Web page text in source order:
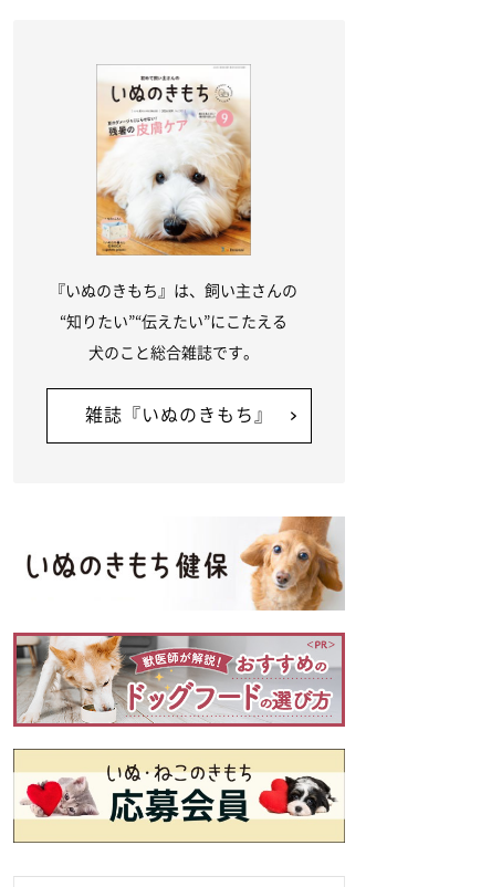
『いぬのきもち』は、飼い主さんの
“知りたい”“伝えたい”にこたえる
犬のこと総合雑誌です。
雑誌『いぬのきもち』